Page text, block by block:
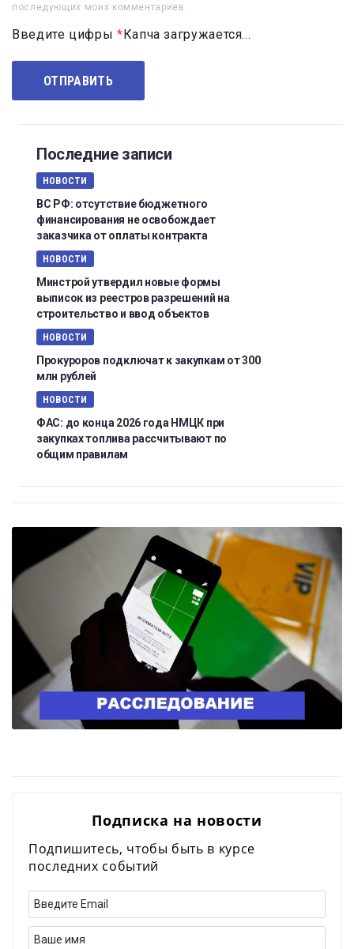
последующих моих комментариев.
Введите цифры * Капча загружается...
Последние записи
НОВОСТИ
ВС РФ: отсутствие бюджетного
финансирования не освобождает
заказчика от оплаты контракта
НОВОСТИ
Минстрой утвердил новые формы
выписок из реестров разрешений на
строительство и ввод объектов
НОВОСТИ
Прокуроров подключат к закупкам от 300
млн рублей
НОВОСТИ
ФАС: до конца 2026 года НМЦК при
закупках топлива рассчитывают по
общим правилам
Подписка на новости
Подпишитесь, чтобы быть в курсе
последних событий